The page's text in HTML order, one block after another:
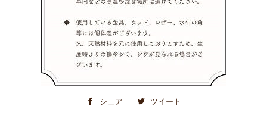
シェア
Facebook
ツイート